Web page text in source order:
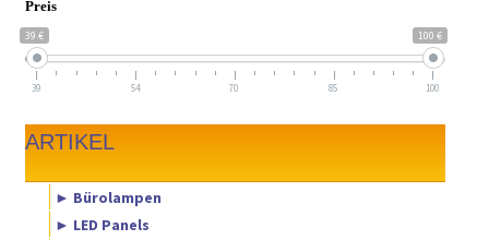
Preis
39 € 100 €
39 54 70 85 100
ARTIKEL
► Bürolampen
► LED Panels